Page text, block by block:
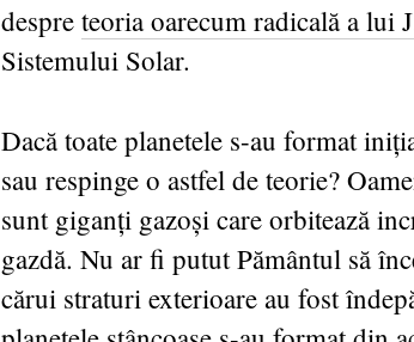
despre teoria oarecum radicală a lui
Sistemului Solar.
Dacă toate planetele s-au format
sau respinge o astfel de teorie?
sunt giganți gazoși care orbitează
gazdă. Nu ar fi putut Pământul să
cărui straturi exterioare au fost